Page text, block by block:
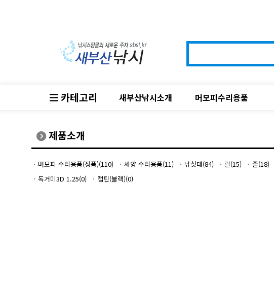
카테고리 새부산낚시소개 머모피수리용품
제품소개
머모피 수리용품(정품)(110) 세양 수리용품(11) 낚싯대(84) 릴(15) 줄(18)
독거미3D 1.25(0)
캡틴(블랙)(0)